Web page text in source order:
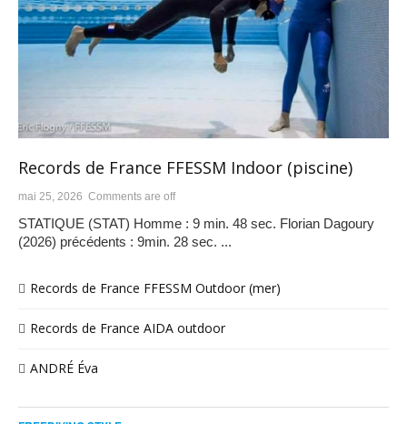
Records de France FFESSM Indoor (piscine)
mai 25, 2026 Comments are off
STATIQUE (STAT) Homme : 9 min. 48 sec. Florian Dagoury
(2026) précédents : 9min. 28 sec. ...
Records de France FFESSM Outdoor (mer)
Records de France AIDA outdoor
ANDRÉ Éva